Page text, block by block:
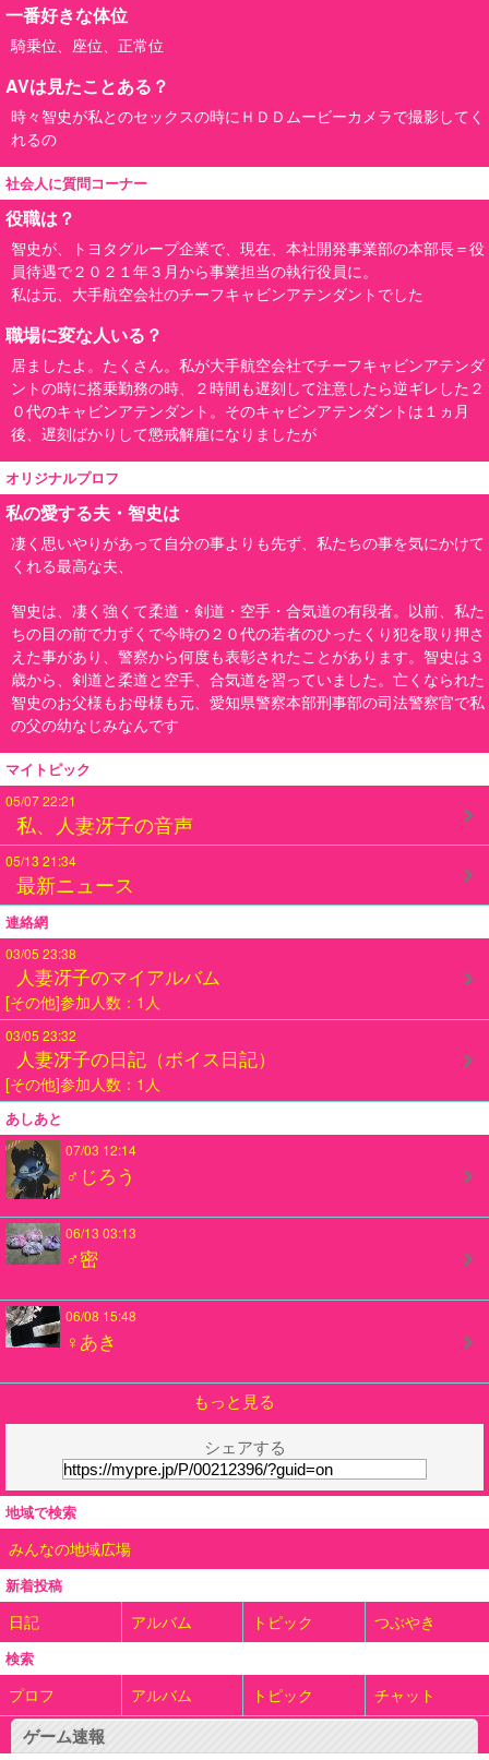
一番好きな体位
騎乗位、座位、正常位
AVは見たことある？
時々智史が私とのセックスの時にＨＤＤムービーカメラで撮影してく
れるの
社会人に質問コーナー
役職は？
智史が、トヨタグループ企業で、現在、本社開発事業部の本部長＝役
員待遇で２０２１年３月から事業担当の執行役員に。
私は元、大手航空会社のチーフキャビンアテンダントでした
職場に変な人いる？
居ましたよ。たくさん。私が大手航空会社でチーフキャビンアテンダ
ントの時に搭乗勤務の時、２時間も遅刻して注意したら逆ギレした２
０代のキャビンアテンダント。そのキャビンアテンダントは１ヵ月
後、遅刻ばかりして懲戒解雇になりましたが
オリジナルプロフ
私の愛する夫・智史は
凄く思いやりがあって自分の事よりも先ず、私たちの事を気にかけて
くれる最高な夫、
智史は、凄く強くて柔道・剣道・空手・合気道の有段者。以前、私た
ちの目の前で力ずくで今時の２０代の若者のひったくり犯を取り押さ
えた事があり、警察から何度も表彰されたことがあります。智史は３
歳から、剣道と柔道と空手、合気道を習っていました。亡くなられた
智史のお父様もお母様も元、愛知県警察本部刑事部の司法警察官で私
の父の幼なじみなんです
マイトピック
05/07 22:21
私、人妻冴子の音声
05/13 21:34
最新ニュース
連絡網
03/05 23:38
人妻冴子のマイアルバム
[その他]参加人数：1人
03/05 23:32
人妻冴子の日記（ボイス日記）
[その他]参加人数：1人
あしあと
07/03 12:14
♂じろう
06/13 03:13
♂密
06/08 15:48
♀あき
もっと見る
シェアする
地域で検索
みんなの地域広場
新着投稿
日記 アルバム トピック つぶやき
検索
プロフ アルバム トピック チャット
ゲーム速報